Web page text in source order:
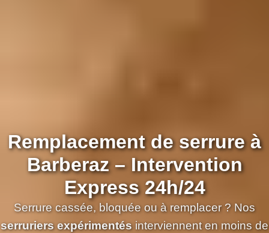
Remplacement de serrure à
Barberaz – Intervention
Express 24h/24
Serrure cassée, bloquée ou à remplacer ? Nos
serruriers expérimentésinterviennent en moins de